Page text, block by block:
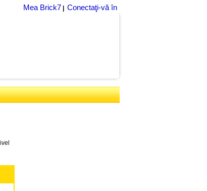
Mea Brick7 Conectaţi-vă în